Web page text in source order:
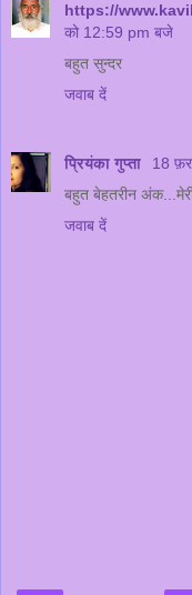
https://
को 12:59 pm बजे
बहुत सुन्दर
जवाब दें
प्रियंका गुप्ता
18
बहुत बेहतरीन अंक...मेरी
जवाब दें